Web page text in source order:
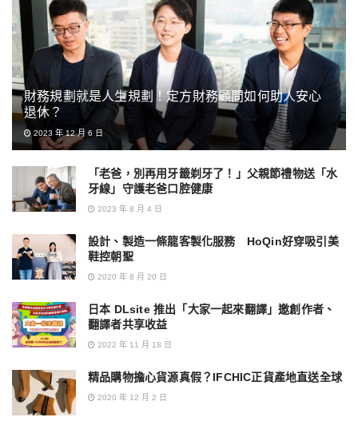
財務規劃就是人生規劃！定方財務顧問如何助人安心
退休？
2023 年 12 月 6 日
「老爸，別再用牙籤剃牙了！」父親節禮物送「水
牙線」守護老爸口腔健康
2023 年 8 月 4 日
設計、製造一條龍客製化服務 HoQin好穿吸引美
鞋控朝聖
2020 年 8 月 20 日
日本 DLsite 推出「大家一起來翻譯」邀創作者、
翻譯者共享收益
2022 年 11 月 18 日
精品購物擔心貨源真假？IFCHIC正貨產地直送全球
2020 年 12 月 2 日